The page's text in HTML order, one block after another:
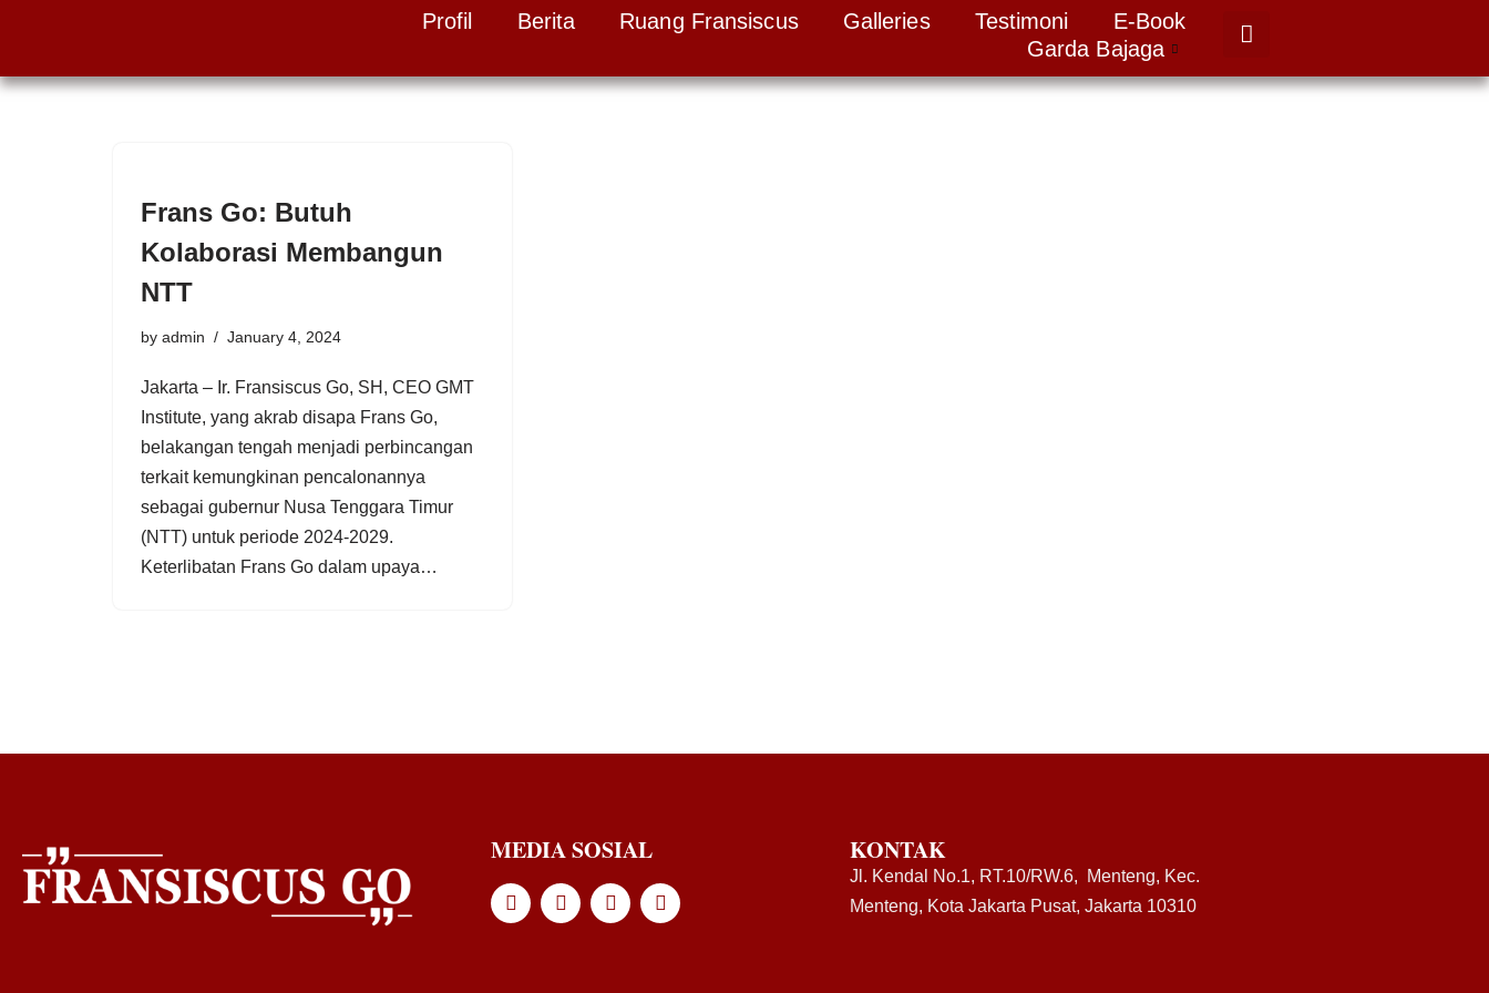
to
Profil Berita Ruang Fransiscus Galleries Testimoni
E-Book
Garda Bajaga
Frans Go: Butuh
Kolaborasi Membangun
NTT
by admin January 4, 2024
Jakarta – Ir. Fransiscus Go, SH, CEO GMT
Institute, yang akrab disapa Frans Go,
belakangan tengah menjadi perbincangan
terkait kemungkinan pencalonannya
sebagai gubernur Nusa Tenggara Timur
(NTT) untuk periode 2024-2029.
Keterlibatan Frans Go dalam upaya…
MEDIA SOSIAL KONTAK
Jl. Kendal No.1, RT.10/RW.6, Menteng, Kec.
Menteng, Kota Jakarta Pusat, Jakarta 10310